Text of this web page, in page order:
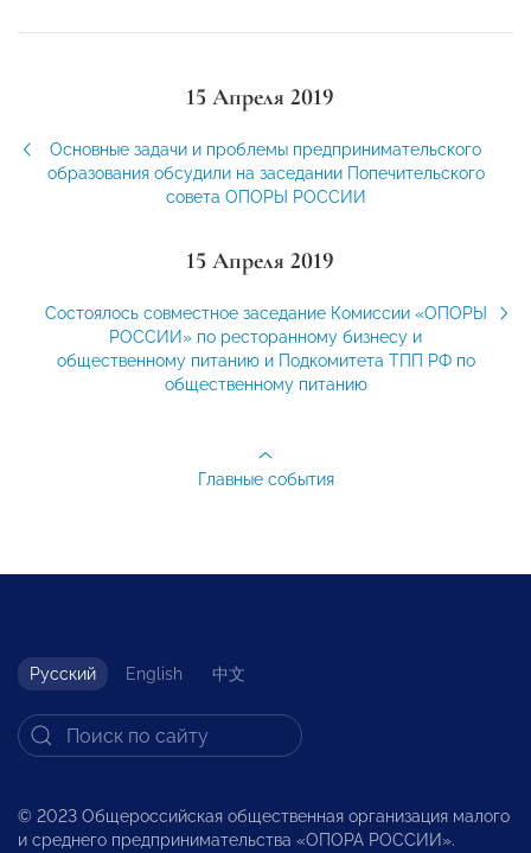
15 Апреля 2019
Основные задачи и проблемы предпринимательского
образования обсудили на заседании Попечительского
совета ОПОРЫ РОССИИ
15 Апреля 2019
Состоялось совместное заседание Комиссии «ОПОРЫ
РОССИИ» по ресторанному бизнесу и
общественному питанию и Подкомитета ТПП РФ по
общественному питанию
Главные события
Русский English 中文
© 2023 Общероссийская общественная организация малого
и среднего предпринимательства «ОПОРА РОССИИ».